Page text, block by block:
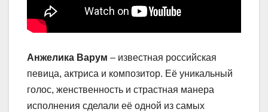
Анжелика Варум – известная российская
певица, актриса и композитор. Её уникальный
голос, женственность и страстная манера
исполнения сделали её одной из самых